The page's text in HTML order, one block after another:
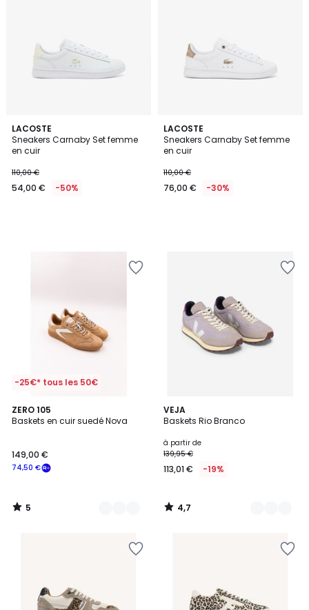
LACOSTE
Sneakers Carnaby Set femme
en cuir
110,00 €
54,00 € -50%
LACOSTE
Sneakers Carnaby Set femme
en cuir
110,00 €
76,00 € -30%
-25€* tous les 50€
ZERO 105
Baskets en cuir suedé Nova
74,50 €
149,00 €
5
/
2
Couleurs
5
/
VEJA
Baskets Rio Branco
à partir de
139,95 €
113,01 € -19%
4,7
/ 5
2
Couleurs
4,7
/